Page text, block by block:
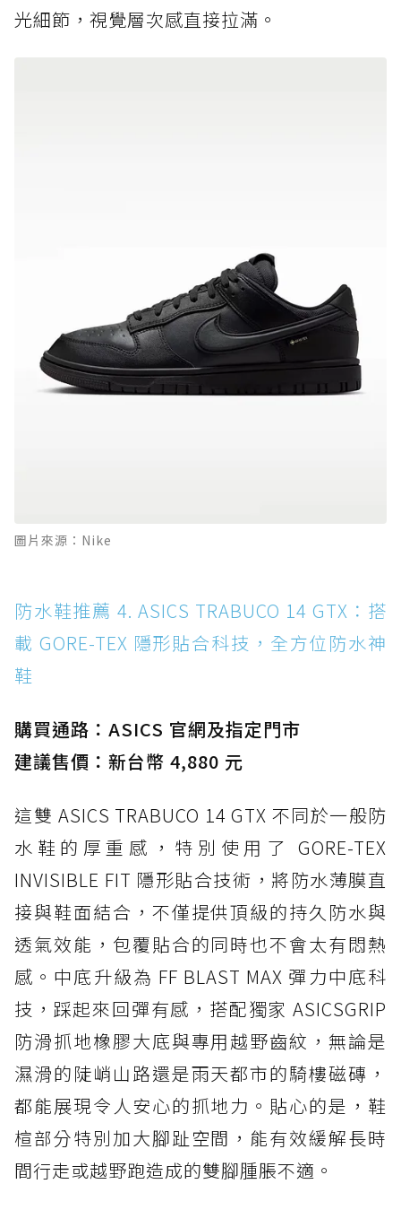
光細節，視覺層次感直接拉滿。
圖片來源：Nike
防水鞋推薦 4. ASICS TRABUCO 14 GTX：搭
載 GORE-TEX 隱形貼合科技，全方位防水神
鞋
購買通路：ASICS 官網及指定門市
建議售價：新台幣 4,880 元
這雙 ASICS TRABUCO 14 GTX 不同於一般防
水鞋的厚重感，特別使用了 GORE-TEX
INVISIBLE FIT 隱形貼合技術，將防水薄膜直
接與鞋面結合，不僅提供頂級的持久防水與
透氣效能，包覆貼合的同時也不會太有悶熱
感。中底升級為 FF BLAST MAX 彈力中底科
技，踩起來回彈有感，搭配獨家 ASICSGRIP
防滑抓地橡膠大底與專用越野齒紋，無論是
濕滑的陡峭山路還是雨天都市的騎樓磁磚，
都能展現令人安心的抓地力。貼心的是，鞋
楦部分特別加大腳趾空間，能有效緩解長時
間行走或越野跑造成的雙腳腫脹不適。